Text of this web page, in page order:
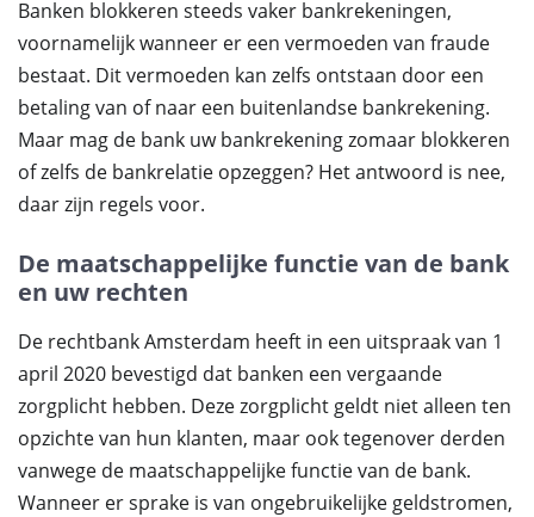
Banken blokkeren steeds vaker bankrekeningen,
voornamelijk wanneer er een vermoeden van fraude
bestaat. Dit vermoeden kan zelfs ontstaan door een
betaling van of naar een buitenlandse bankrekening.
Maar mag de bank uw bankrekening zomaar blokkeren
of zelfs de bankrelatie opzeggen? Het antwoord is nee,
daar zijn regels voor.
De maatschappelijke functie van de bank
en uw rechten
De rechtbank Amsterdam heeft in een uitspraak van 1
april 2020 bevestigd dat banken een vergaande
zorgplicht hebben. Deze zorgplicht geldt niet alleen ten
opzichte van hun klanten, maar ook tegenover derden
vanwege de maatschappelijke functie van de bank.
Wanneer er sprake is van ongebruikelijke geldstromen,